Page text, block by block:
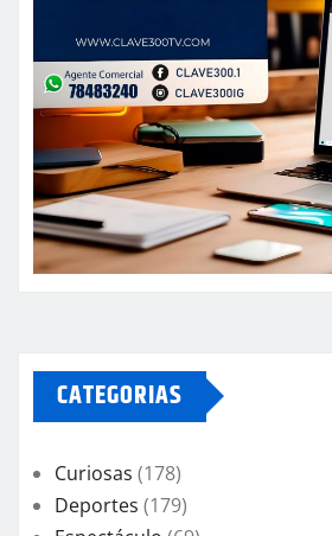
CATEGORIAS
Curiosas (178)
Deportes (179)